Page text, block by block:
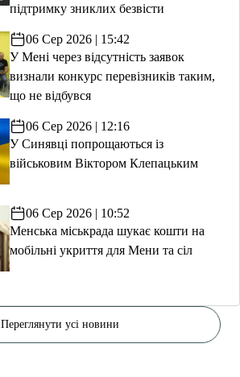
підтримку зниклих безвісти
06 Сер 2026 | 15:42
У Мені через відсутність заявок
визнали конкурс перевізників таким,
що не відбувся
06 Сер 2026 | 12:16
У Синявці попрощаються із
військовим Віктором Клепацьким
06 Сер 2026 | 10:52
Менська міськрада шукає кошти на
мобільні укриття для Мени та сіл
Переглянути усі новини